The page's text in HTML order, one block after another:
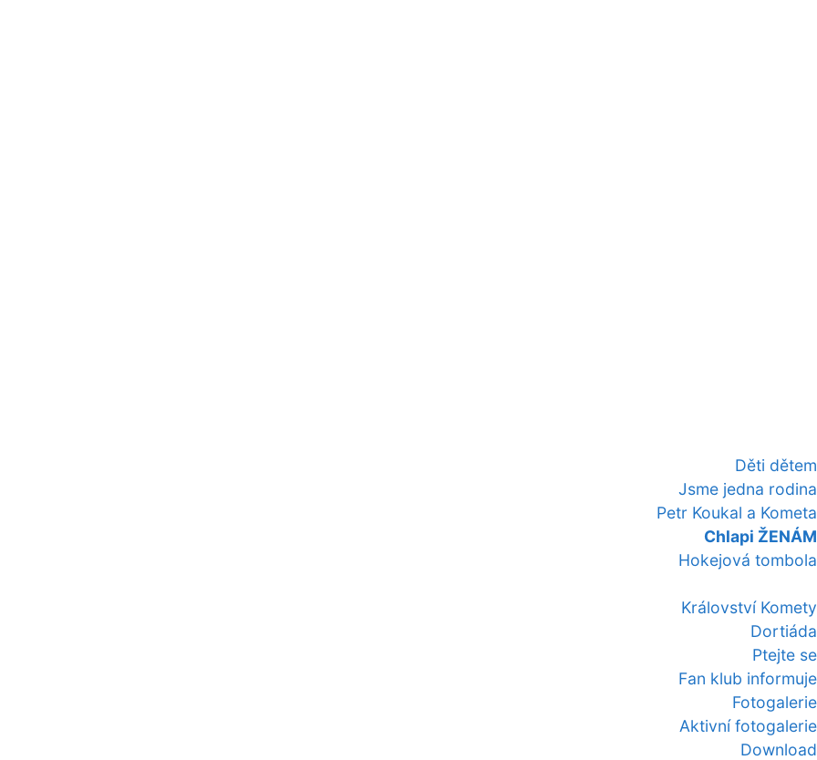
Děti dětem
Jsme jedna rodina
Petr Koukal a Kometa
Chlapi ŽENÁM
Hokejová tombola
Království Komety
Dortiáda
Ptejte se
Fan klub informuje
Fotogalerie
Aktivní fotogalerie
Download